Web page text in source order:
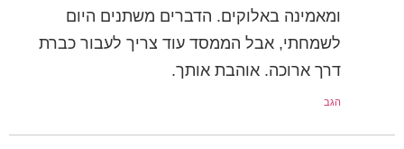
ומאמינה באלוקים. הדברים משתנים היום
לשמחתי, אבל הממסד עוד צריך לעבור כברת
דרך ארוכה. אוהבת אותך.
הגב